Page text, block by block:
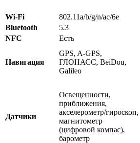
Wi-Fi 802.11a/b/g/n/ac/6e
Bluetooth
5.3
NFC
Есть
Навигация
GPS, A-GPS,
ГЛОНАСС, BeiDou,
Galileo
Датчики
Освещенности,
приближения,
акселерометр/гироскоп,
магнитометр
(цифровой компас),
барометр